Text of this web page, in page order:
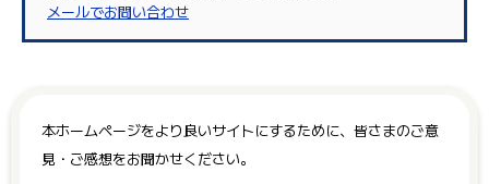
メールでお問い合わせ
本ホームページをより良いサイトにするために、皆さまのご意
見・ご感想をお聞かせください。